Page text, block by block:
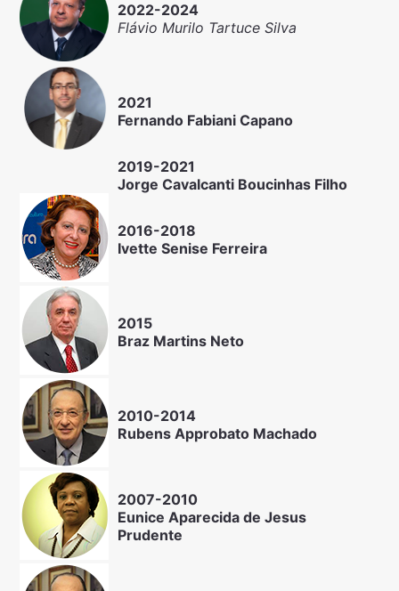
2022-2024
Flávio Murilo Tartuce Silva
2021
Fernando Fabiani Capano
2019-2021
Jorge Cavalcanti Boucinhas Filho
2016-2018
Ivette Senise Ferreira
2015
Braz Martins Neto
2010-2014
Rubens Approbato Machado
2007-2010
Eunice Aparecida de Jesus
Prudente